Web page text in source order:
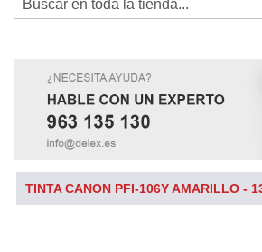
TINTA CANON PFI-106Y AMARILLO -